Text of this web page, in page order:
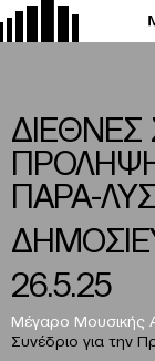
ΔΙΕΘΝΕΣ
ΠΑΡΑ-
26.5.25
Μέγαρο Μουσικής
Συνέδριο για την